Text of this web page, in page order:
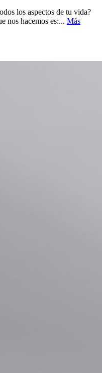
los aspectos de tu vida?
nos hacemos es:... Más